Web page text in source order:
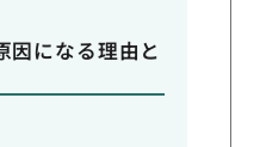
因になる理由と